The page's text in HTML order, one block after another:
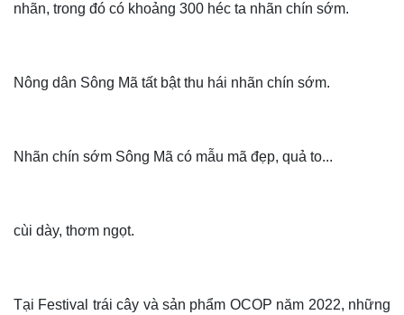
nhãn, trong đó có khoảng 300 héc ta nhãn chín sớm.
Nông dân Sông Mã tất bật thu hái nhãn chín sớm.
Nhãn chín sớm Sông Mã có mẫu mã đẹp, quả to...
cùi dày, thơm ngọt.
Tại Festival trái cây và sản phẩm OCOP năm 2022, những